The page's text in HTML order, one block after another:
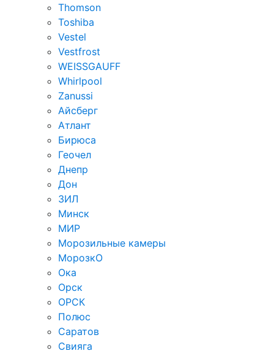
Thomson
Toshiba
Vestel
Vestfrost
WEISSGAUFF
Whirlpool
Zanussi
Айсберг
Атлант
Бирюса
Геочел
Днепр
Дон
ЗИЛ
Минск
МИР
Морозильные камеры
МорозкО
Ока
Орск
ОРСК
Полюс
Саратов
Свияга